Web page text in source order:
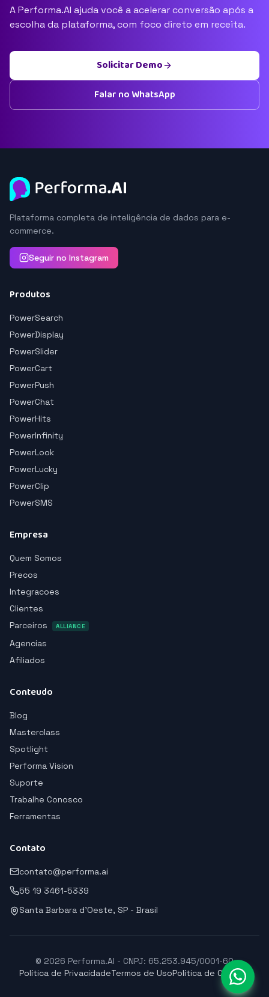
A Performa.AI ajuda você a acelerar conversão após a
escolha da plataforma, com foco direto em receita.
Solicitar Demo
Falar no WhatsApp
Plataforma completa de inteligência de dados para e-
commerce.
Seguir no Instagram
Produtos
PowerSearch
PowerDisplay
PowerSlider
PowerCart
PowerPush
PowerChat
PowerHits
PowerInfinity
PowerLook
PowerLucky
PowerClip
PowerSMS
Empresa
Quem Somos
Precos
Integracoes
Clientes
Parceiros
ALLIANCE
Agencias
Afiliados
Conteudo
Blog
Masterclass
Spotlight
Performa Vision
Suporte
Trabalhe Conosco
Ferramentas
Contato
contato@performa.ai
55 19 3461-5339
Santa Barbara d'Oeste, SP - Brasil
© 2026 Performa.AI - CNPJ: 65.253.945/0001-60
Política de PrivacidadeTermos de UsoPolítica de Cookies